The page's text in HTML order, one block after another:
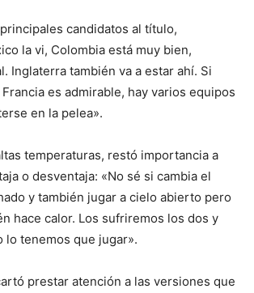
candidatos al título,
la vi, Colombia está muy bien,
Inglaterra también va a estar ahí. Si
es admirable, hay varios equipos
en la pelea».
temperaturas, restó importancia a
o desventaja: «No sé si cambia el
y también jugar a cielo abierto pero
hace calor. Los sufriremos los dos y
lo tenemos que jugar».
prestar atención a las versiones que